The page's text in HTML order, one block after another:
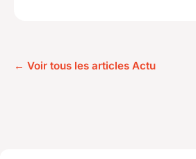
← Voir tous les articles Actu